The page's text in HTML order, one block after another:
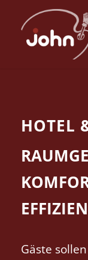
HOTEL
Gäste